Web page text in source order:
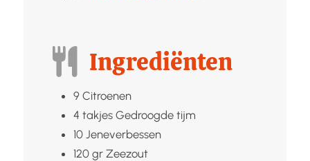
Ingrediënten
9 Citroenen
4 takjes Gedroogde tijm
10 Jeneverbessen
120 gr Zeezout